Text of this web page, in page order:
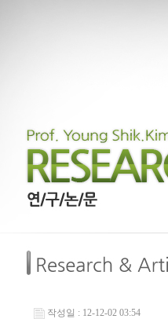
작성일 : 12-12-02 03:54